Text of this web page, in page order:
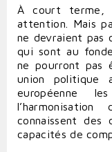
À court terme,
attention. Mais
ne devraient pas
qui sont au
ne pourront pas
union politique
européenne
connaissent des
capacités de